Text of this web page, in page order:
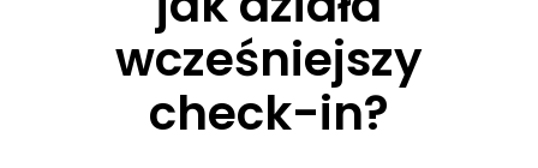
wcześniejszy
check-in?